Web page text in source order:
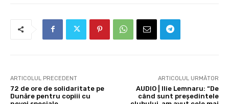
ARTICOLUL PRECEDENT
72 de ore de solidaritate pe
Dunăre pentru copiii cu
ARTICOLUL URMĂTOR
AUDIO | Ilie Lemnaru: “De
când sunt președintele